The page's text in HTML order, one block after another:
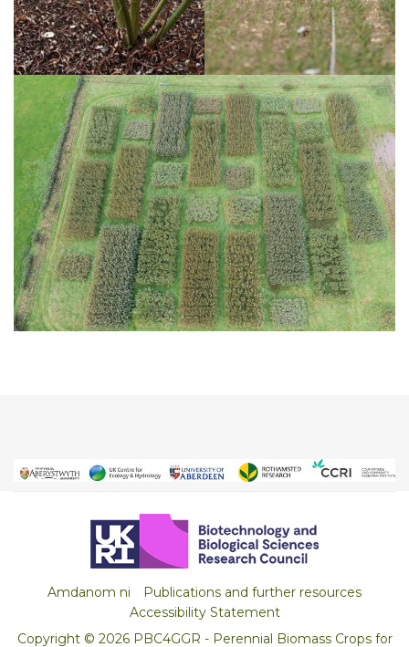
Amdanom ni
Publications and further resources
Accessibility Statement
Copyright © 2026 PBC4GGR - Perennial Biomass Crops for